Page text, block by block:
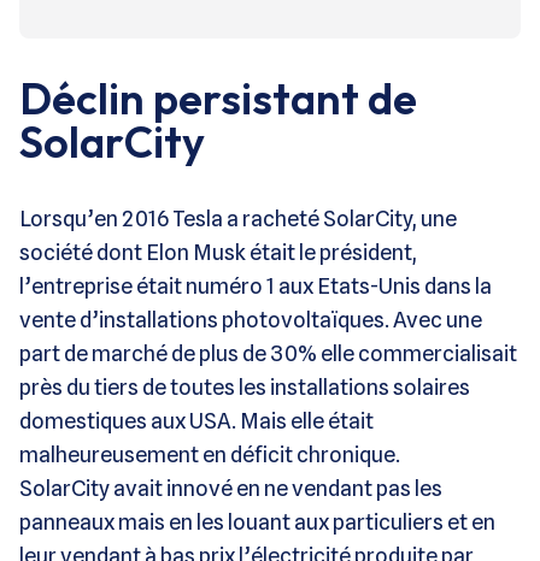
Déclin persistant de
SolarCity
Lorsqu’en 2016 Tesla a racheté SolarCity, une
société dont Elon Musk était le président,
l’entreprise était numéro 1 aux Etats-Unis dans la
vente d’installations photovoltaïques. Avec une
part de marché de plus de 30% elle commercialisait
près du tiers de toutes les installations solaires
domestiques aux USA. Mais elle était
malheureusement en déficit chronique.
SolarCity avait innové en ne vendant pas les
panneaux mais en les louant aux particuliers et en
leur vendant à bas prix l’électricité produite par